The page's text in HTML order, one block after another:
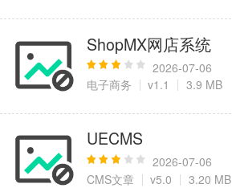
ShopMX网店系统
2026-07-06
电子商务
v1.1 3.9 MB
UECMS
2026-07-06
CMS文章
v5.0 3.20 MB